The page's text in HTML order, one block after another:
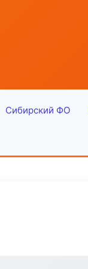
Сибирский ФО